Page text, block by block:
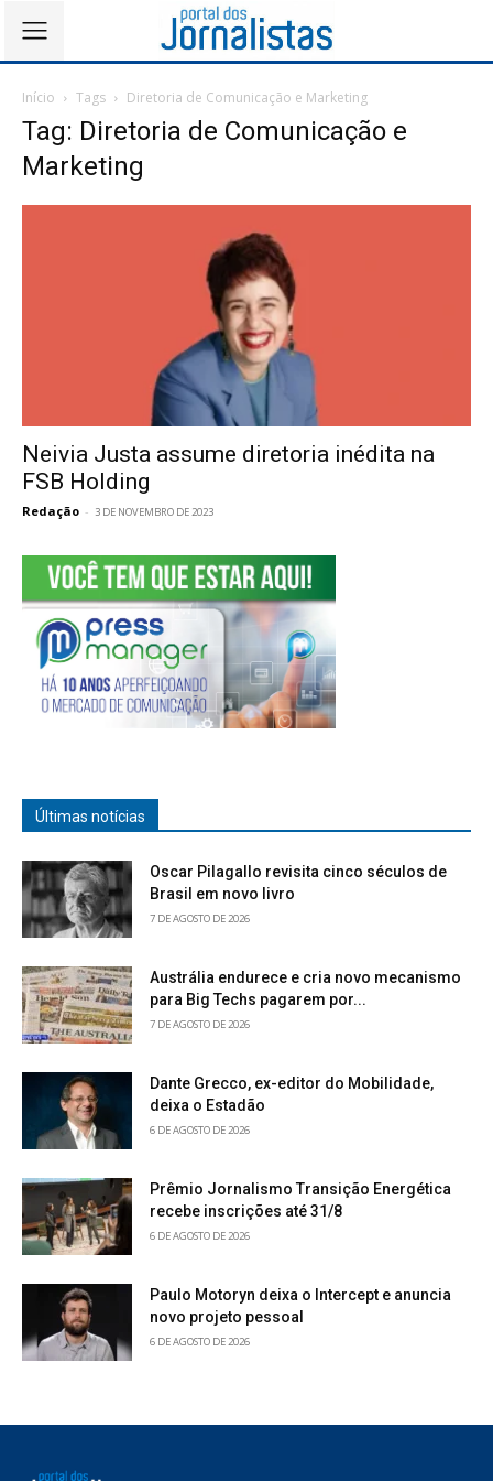
Início Tags Diretoria de Comunicação e Marketing
Tag: Diretoria de Comunicação e
Marketing
Neivia Justa assume diretoria inédita na
FSB Holding
Redação - 3 DE NOVEMBRO DE 2023
Últimas notícias
Oscar Pilagallo revisita cinco séculos de
Brasil em novo livro
7 DE AGOSTO DE 2026
Austrália endurece e cria novo mecanismo
para Big Techs pagarem por...
7 DE AGOSTO DE 2026
Dante Grecco, ex-editor do Mobilidade,
deixa o Estadão
6 DE AGOSTO DE 2026
Prêmio Jornalismo Transição Energética
recebe inscrições até 31/8
6 DE AGOSTO DE 2026
Paulo Motoryn deixa o Intercept e anuncia
novo projeto pessoal
6 DE AGOSTO DE 2026